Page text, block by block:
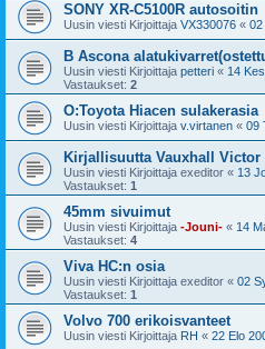
SONY XR-C5100R autosoitin
Uusin viesti Kirjoittaja VX330076 « 02
B Ascona
Uusin viesti Kirjoittaja petteri « 14
Vastaukset: 2
O:Toyota Hiacen sulakerasia
Uusin viesti Kirjoittaja v.virtanen « 09
Kirjallisuutta Vauxhall Victor
Uusin viesti Kirjoittaja exeditor « 13
Vastaukset: 1
45mm sivuimut
Uusin viesti Kirjoittaja -Jouni- « 14
Vastaukset: 4
Viva HC:n osia
Uusin viesti Kirjoittaja exeditor « 02
Vastaukset: 1
Volvo 700 erikoisvanteet
Uusin viesti Kirjoittaja RH « 22 Elo